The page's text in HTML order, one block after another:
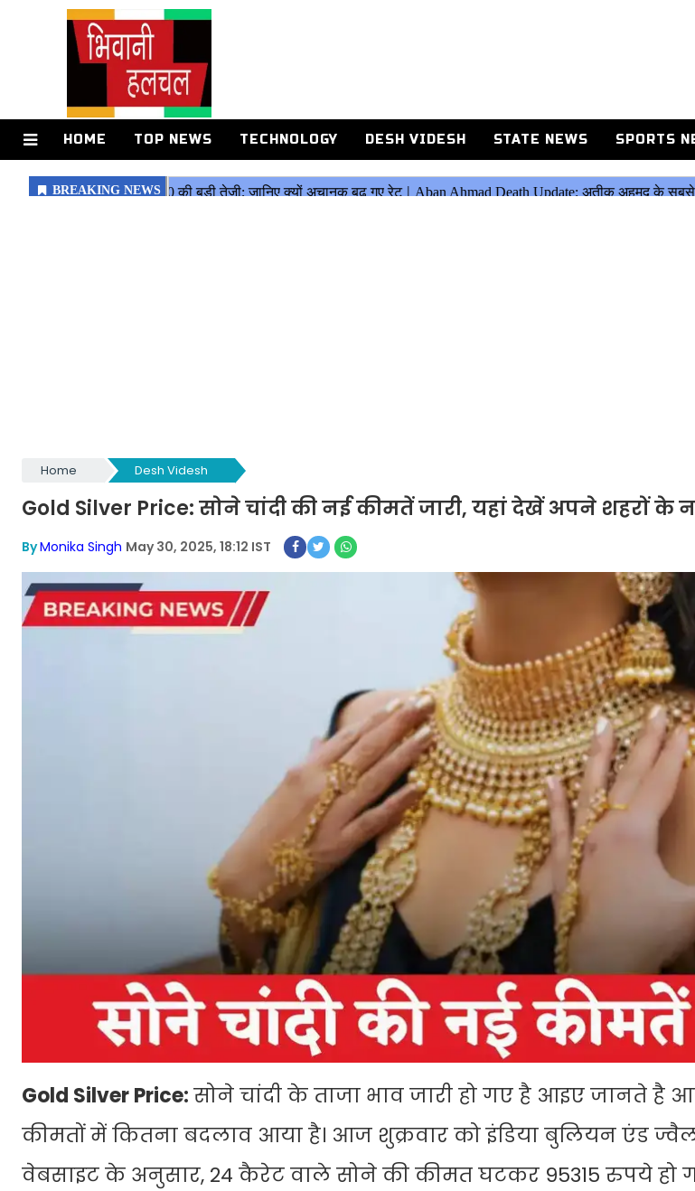
HOME TOP NEWS TECHNOLOGY DESH VIDESH STATE NEWS SPORTS
Home Desh Videsh
Gold Silver Price: सोने चांदी की नई कीमतें जारी, यहां देखें अपने शहरों के
ByMonika Singh May 30, 2025, 18:12 IST
Gold Silver Price:सोने चांदी के ताजा भाव जारी हो गए है आइए जानते है
कीमतों में कितना बदलाव आया है। आज शुक्रवार को इंडिया बुलियन एंड
वेबसाइट के अनुसार, 24 कैरेट वाले सोने की कीमत घटकर 95315 रुपये हो